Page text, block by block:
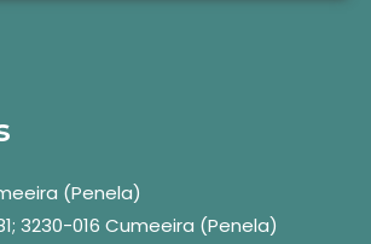
(Penela)
3230-016 Cumeeira (Penela)